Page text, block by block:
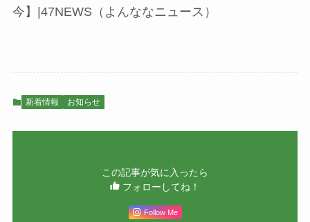
今】|47NEWS（よんななニュース）
新着情報 お知らせ
この記事が気に入ったら
フォローしてね！
Follow Me